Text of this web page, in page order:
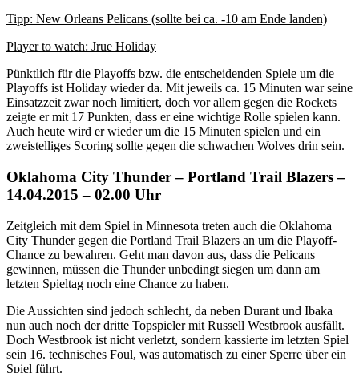
Tipp: New Orleans Pelicans (sollte bei ca. -10 am Ende landen)
Player to watch: Jrue Holiday
Pünktlich für die Playoffs bzw. die entscheidenden Spiele um die
Playoffs ist Holiday wieder da. Mit jeweils ca. 15 Minuten war seine
Einsatzzeit zwar noch limitiert, doch vor allem gegen die Rockets
zeigte er mit 17 Punkten, dass er eine wichtige Rolle spielen kann.
Auch heute wird er wieder um die 15 Minuten spielen und ein
zweistelliges Scoring sollte gegen die schwachen Wolves drin sein.
Oklahoma City Thunder – Portland Trail Blazers –
14.04.2015 – 02.00 Uhr
Zeitgleich mit dem Spiel in Minnesota treten auch die Oklahoma
City Thunder gegen die Portland Trail Blazers an um die Playoff-
Chance zu bewahren. Geht man davon aus, dass die Pelicans
gewinnen, müssen die Thunder unbedingt siegen um dann am
letzten Spieltag noch eine Chance zu haben.
Die Aussichten sind jedoch schlecht, da neben Durant und Ibaka
nun auch noch der dritte Topspieler mit Russell Westbrook ausfällt.
Doch Westbrook ist nicht verletzt, sondern kassierte im letzten Spiel
sein 16. technisches Foul, was automatisch zu einer Sperre über ein
Spiel führt.